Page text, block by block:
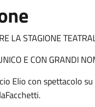
LA STAGIONE
E CON GRANDI
Elio con spettacolo